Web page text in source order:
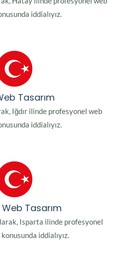
iddialıyız.
Tasarım
Iğdır ilinde profesyonel web
iddialıyız.
Tasarım
Isparta ilinde profesyonel
iddialıyız.